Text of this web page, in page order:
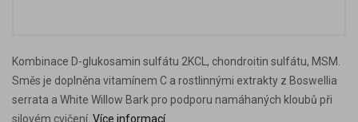
Kombinace D-glukosamin sulfátu 2KCL, chondroitin sulfátu, MSM.
Směs je doplněna vitamínem C a rostlinnými extrakty z Boswellia
serrata a White Willow Bark pro podporu namáhaných kloubů při
silovém cvičení. Více informací